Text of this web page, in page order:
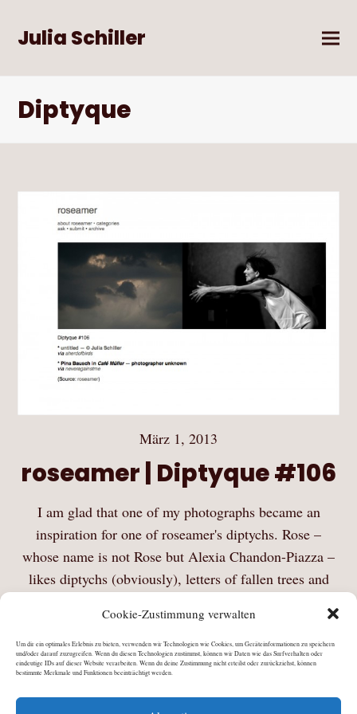
Cookie-Zustimmung verwalten
Um dir ein optimales Erlebnis zu bieten, verwenden wir Technologien wie Cookies, um Geräteinformationen zu speichern
und/oder darauf zuzugreifen. Wenn du diesen Technologien zustimmst, können wir Daten wie das Surfverhalten oder
eindeutige IDs auf dieser Website verarbeiten. Wenn du deine Zustimmung nicht erteilst oder zurückziehst, können
bestimmte Merkmale und Funktionen beeinträchtigt werden.
Julia Schiller
Diptyque
März 1, 2013
roseamer | Diptyque #106
I am glad that one of my photographs became an
inspiration for one of roseamer's diptychs. Rose –
whose name is not Rose but Alexia Chandon-Piazza –
likes diptychs (obviously), letters of fallen trees and